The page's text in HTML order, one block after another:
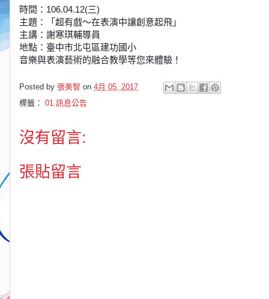
時間：106.04.12(三)
主題：
「超有戲～在表演中讓創意起飛」
主講：謝寒琪輔導員
地點：臺中市北屯區建功國小
音樂與表演藝術的融合教學等您來體驗！
Posted by 張美智 on 4月 05, 2017
標籤： 01.訊息公告
沒有留言:
張貼留言